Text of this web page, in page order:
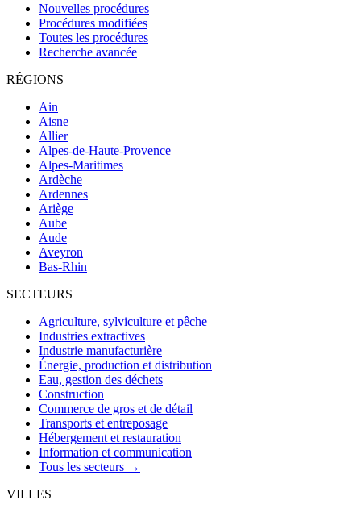
Nouvelles procédures
Procédures modifiées
Toutes les procédures
Recherche avancée
RÉGIONS
Ain
Aisne
Allier
Alpes-de-Haute-Provence
Alpes-Maritimes
Ardèche
Ardennes
Ariège
Aube
Aude
Aveyron
Bas-Rhin
SECTEURS
Agriculture, sylviculture et pêche
Industries extractives
Industrie manufacturière
Énergie, production et distribution
Eau, gestion des déchets
Construction
Commerce de gros et de détail
Transports et entreposage
Hébergement et restauration
Information et communication
Tous les secteurs →
VILLES